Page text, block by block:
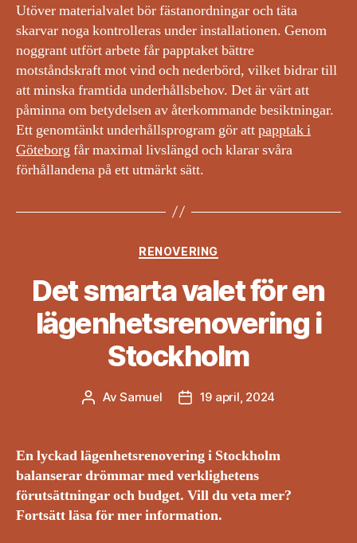
Utöver materialvalet bör fästanordningar och täta
skarvar noga kontrolleras under installationen. Genom
noggrant utfört arbete får papptaket bättre
motståndskraft mot vind och nederbörd, vilket bidrar till
att minska framtida underhållsbehov. Det är värt att
påminna om betydelsen av återkommande besiktningar.
Ett genomtänkt underhållsprogram gör attpapptak i
Göteborg får maximal livslängd och klarar svåra
förhållandena på ett utmärkt sätt.
Kategorier
RENOVERING
Det smarta valet för en
lägenhetsrenovering i
Stockholm
Inläggsförfattare
AvSamuel Inläggsdatum
19 april, 2024
En lyckad lägenhetsrenovering i Stockholm
balanserar drömmar med verklighetens
förutsättningar och budget. Vill du veta mer?
Fortsätt läsa för mer information.